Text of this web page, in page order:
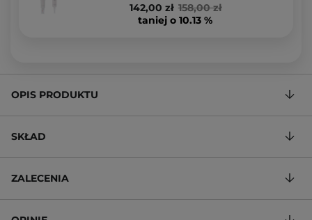
158,00 zł
142,00 zł
taniej o 10.13 %
OPIS PRODUKTU
SKŁAD
ZALECENIA